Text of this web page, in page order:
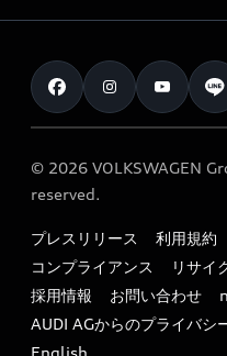
カタログ一覧
アウディナビアプリ
メンテナンス
車検 / 定期点検
e-tronアフターサポート
myAudi
クオリティ
保証
メンテナンス
ファイナンス
キャンペーン / イベント
買取査定
お知らせ
オーナー様向けキャンペーン
特定整備適用車一覧
リサイクル法
よくある質問（FAQ）
© 2026 VOLKSWAGEN
reserved.
プレスリリース 利用規約
コンプライアンス
リサイ
採用情報
お問い合わせ
AUDI AGからのプライバシ
English